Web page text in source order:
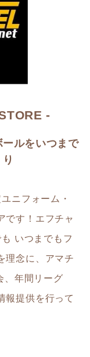
-
ルをいつまで
ニフォーム・
です！エフチャ
いつまでもフ
理念に、アマチ
、年間リーグ
報提供を行って